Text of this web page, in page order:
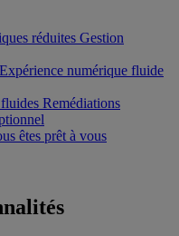
réduites Gestion
Expérience numérique fluide
Remédiations
êtes prêt à vous